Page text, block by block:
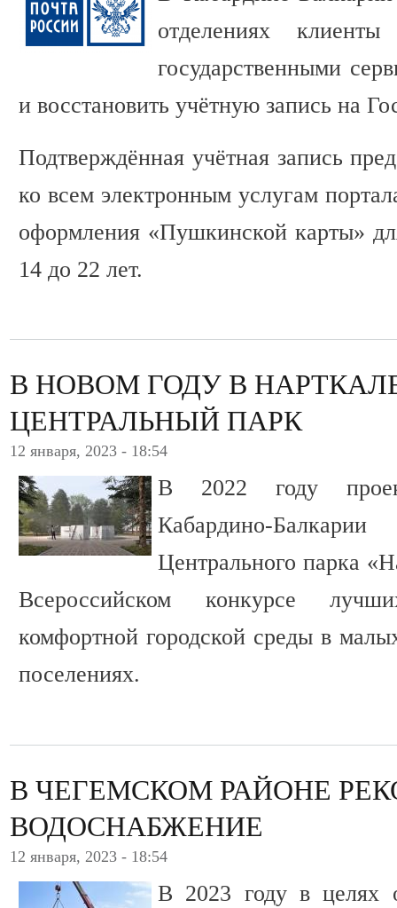
отделениях клиенты
государственными
и восстановить учётную запись на
Подтверждённая учётная запись
ко всем электронным услугам
оформления «Пушкинской карты»
14 до 22 лет.
В НОВОМ ГОДУ В
ЦЕНТРАЛЬНЫЙ ПАРК
12 января, 2023 - 18:54
В 2022 году
Кабардино-
Центрального парка
Всероссийском конкурсе
комфортной городской среды в
поселениях.
В ЧЕГЕМСКОМ РАЙОНЕ
ВОДОСНАБЖЕНИЕ
12 января, 2023 - 18:54
В 2023 году в целях